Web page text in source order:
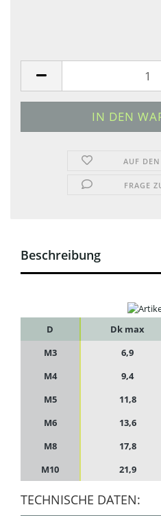
AUF
FRAGE
Beschreibung
D Dk max
M3
6,9
M4
9,4
M5
11,8
M6
13,6
M8
17,8
M10
21,9
TECHNISCHE DATEN: